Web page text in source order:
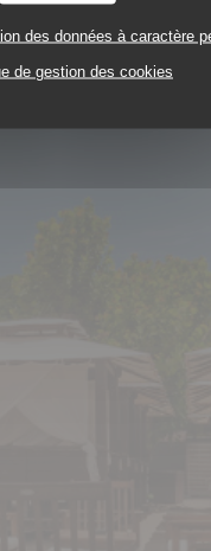
des données à caractère
de gestion des cookies
Anse 97217 Les